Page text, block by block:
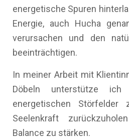
energetische Spuren
Energie, auch Hucha
verursachen und den
beeinträchtigen.
In meiner Arbeit mit
Döbeln unterstütze
energetischen Störfelder
Seelenkraft
Balance zu stärken.